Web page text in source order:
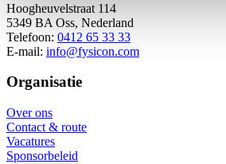
Hoogheuvelstraat 114
5349 BA Oss, Nederland
Telefoon: 0412 65 33 33
E-mail: info@fysicon.com
Organisatie
Over ons
Contact & route
Vacatures
Sponsorbeleid